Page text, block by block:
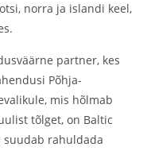
norra ja islandi keel,
partner, kes
Põhja-
mis hõlmab
tõlget, on Baltic
suudab rahuldada